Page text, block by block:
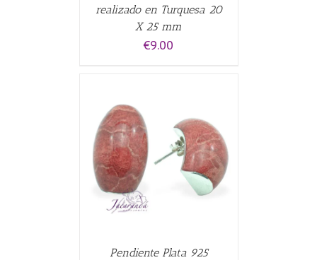
realizado en Turquesa 20
X 25 mm
€9.00
Pendiente Plata 925